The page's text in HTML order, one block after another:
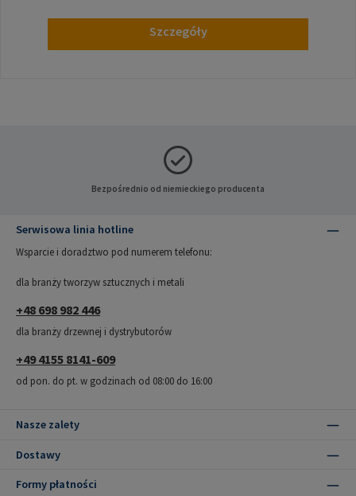
Szczegóły
Bezpośrednio od niemieckiego producenta
Serwisowa linia hotline
Wsparcie i doradztwo pod numerem telefonu:
dla branży tworzyw sztucznych i metali
+48 698 982 446
dla branży drzewnej i dystrybutorów
+49 4155 8141-609
od pon. do pt. w godzinach od 08:00 do 16:00
Nasze zalety
Dostawy
Formy płatności